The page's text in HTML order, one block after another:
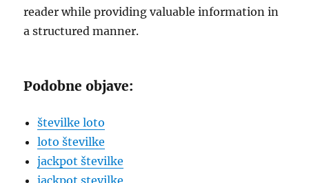
reader while providing valuable information in
a structured manner.
Podobne objave:
številke loto
loto številke
jackpot številke
jackpot stevilke